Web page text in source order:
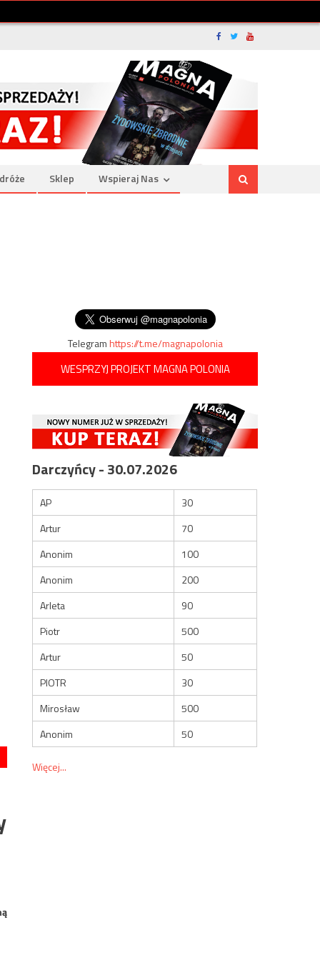
Sklep Wspieraj Nas
Telegramhttps://t.me/magnapolonia
WESPRZYJ PROJEKT MAGNA POLONIA
Darczyńcy - 30.07.2026
AP
30
Artur
70
Anonim
100
Anonim
200
Arleta
90
Piotr
500
Artur
50
PIOTR
30
Mirosław
500
Anonim
50
Więcej...